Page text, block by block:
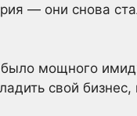
— они снова
мощного
свой